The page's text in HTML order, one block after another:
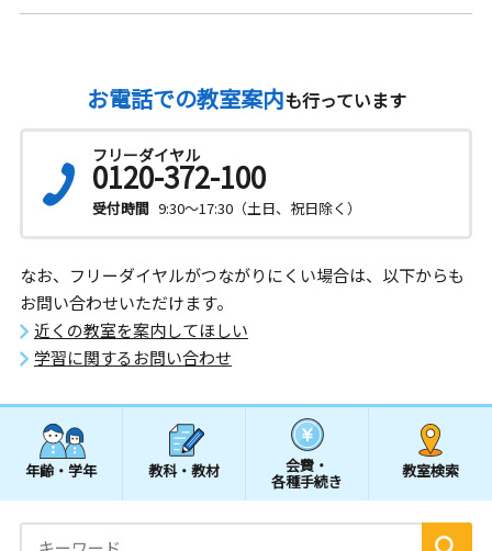
お電話での教室案内も行っています
フリーダイヤル
0120-372-100
受付時間 9:30～17:30（土日、祝日除く）
なお、フリーダイヤルがつながりにくい場合は、以下からも
お問い合わせいただけます。
近くの教室を案内してほしい
学習に関するお問い合わせ
年齢・学年 教科・教材 会費・
各種手続き
教室検索